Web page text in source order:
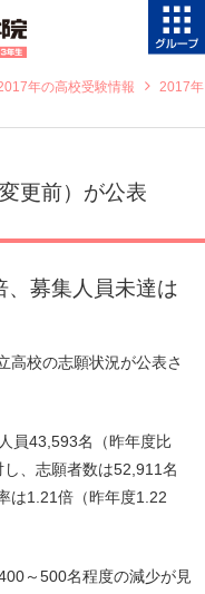
年の高校受験情報
2017年
更前）が公表
募集人員未達は
高校の志願状況が公表さ
員43,593名（昨年度比
、志願者数は52,911名
は1.21倍（昨年度1.22
～500名程度の減少が見